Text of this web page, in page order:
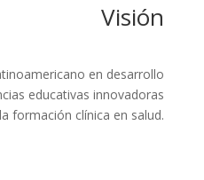
Visión
en desarrollo
educativas innovadoras
formación clínica en salud.